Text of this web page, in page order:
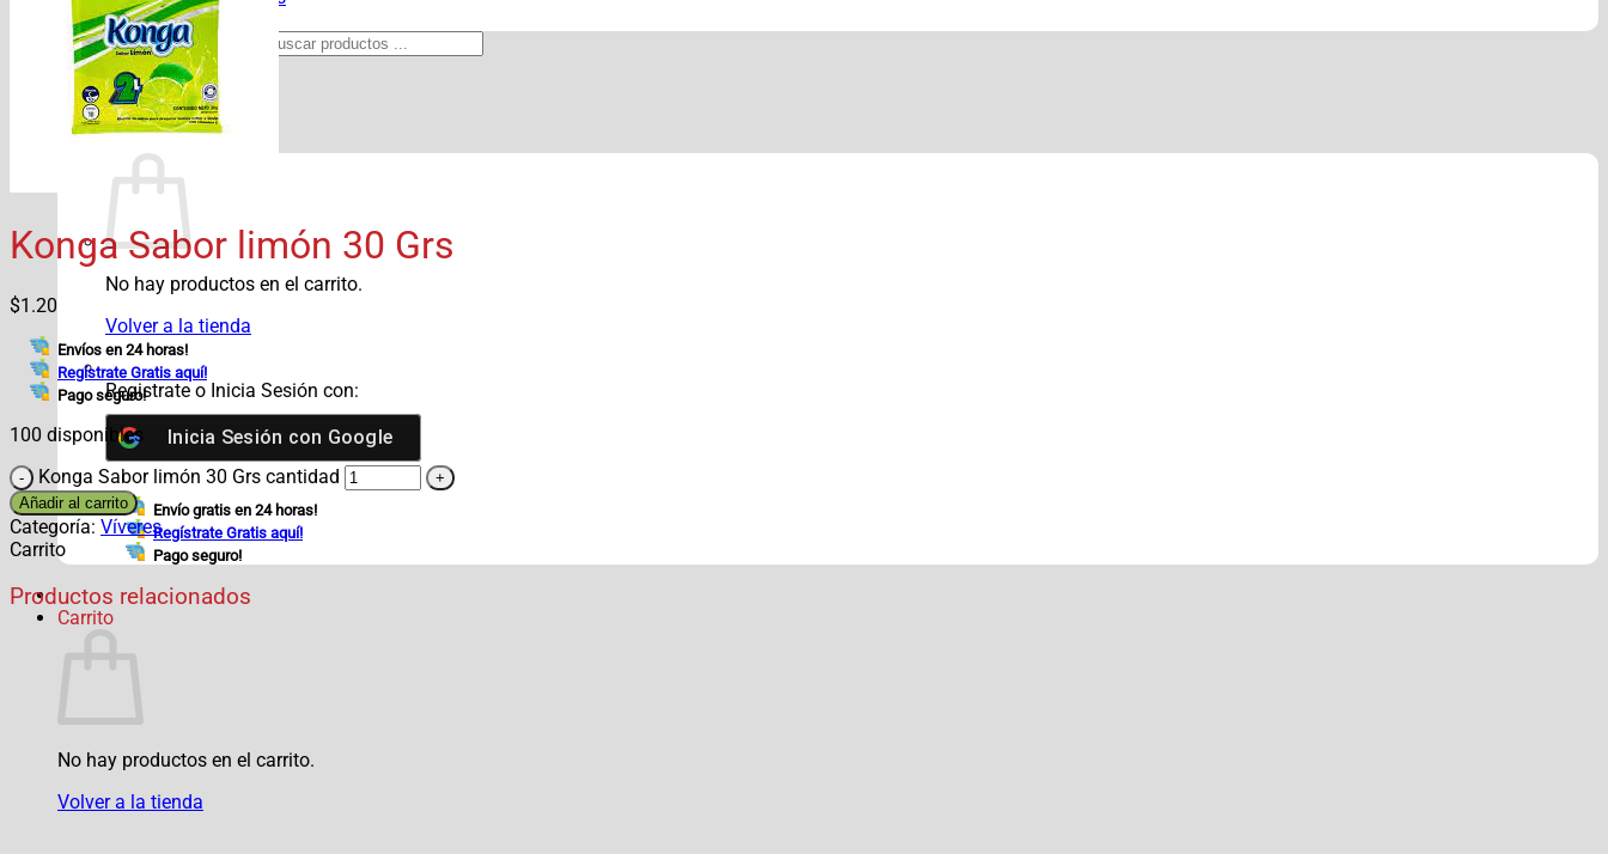
Víveres
Búsqueda de productos
Acceder / Registrarse
0.00
No hay productos en el carrito.
Volver a la tienda
Registrate o Inicia Sesión con:
Inicia Sesión con Google
Envío gratis en 24 horas!
Regístrate Gratis aquí!
Pago seguro!
Carrito
No hay productos en el carrito.
Volver a la tienda
Konga Sabor limón 30 Grs
$1.20
Envíos en 24 horas!
Regístrate Gratis aquí!
Pago seguro!
100 disponibles
Konga Sabor limón 30 Grs cantidad
Añadir al carrito
Categoría: Víveres
Carrito
Productos relacionados